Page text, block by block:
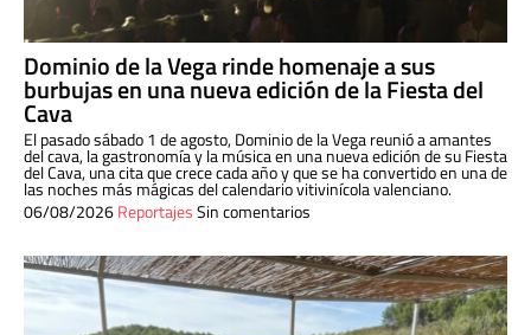
Dominio de la Vega rinde homenaje a sus
burbujas en una nueva edición de la Fiesta del
Cava
El pasado sábado 1 de agosto, Dominio de la Vega reunió a amantes
del cava, la gastronomía y la música en una nueva edición de su Fiesta
del Cava, una cita que crece cada año y que se ha convertido en una de
las noches más mágicas del calendario vitivinícola valenciano.
06/08/2026ReportajesSin comentarios